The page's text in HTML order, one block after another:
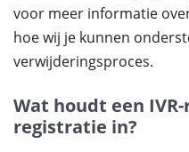
voor meer informatie
hoe wij je kunnen
verwijderingsproces.
Wat houdt een
registratie in?